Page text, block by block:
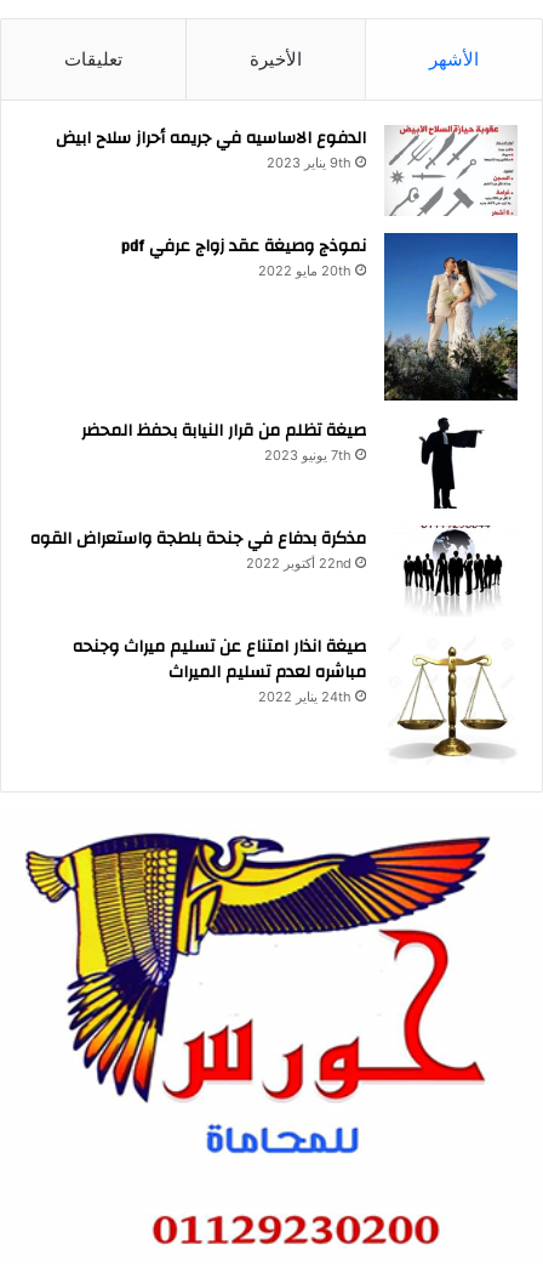
الأشهر الأخيرة تعليقات
الدفوع الاساسيه في جريمه أحراز سلاح ابيض
9th يناير 2023
نموذج وصيغة عقد زواج عرفي pdf
20th مايو 2022
صيغة تظلم من قرار النيابة بحفظ المحضر
7th يونيو 2023
مذكرة بدفاع في جنحة بلطجة واستعراض القوه
22nd أكتوبر 2022
صيغة انذار امتناع عن تسليم ميراث وجنحه
مباشره لعدم تسليم الميراث
24th يناير 2022